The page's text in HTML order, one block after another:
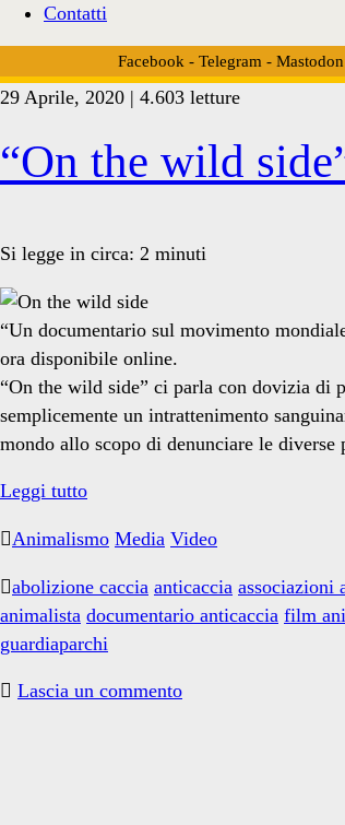
Contatti
Facebook - Telegram - Mastodon
Giorgi
regista</span>
29 Aprile, 2020 | 4.603 letture
“On the wild
Si legge in circa: 2 minuti
“Un documentario sul movimento
ora disponibile online.
“On the wild side” ci parla con dovizia di
semplicemente un intrattenimento
mondo allo scopo di denunciare le
Leggi tutto“On
wild
Animalismo Media Video
abolizione caccia anticaccia associazioni
animalista documentario anticaccia film
guardiaparchi
Lascia un commento